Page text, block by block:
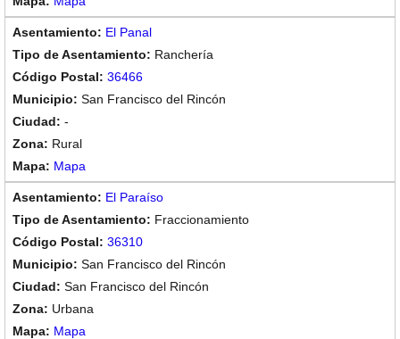
El Panal
Ranchería
36466
San Francisco del Rincón
-
Rural
Mapa
El Paraíso
Fraccionamiento
36310
San Francisco del Rincón
San Francisco del Rincón
Urbana
Mapa